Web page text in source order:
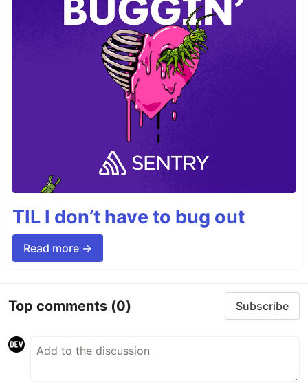
TIL I don’t have to bug out
Read more →
Top comments (0) Subscribe